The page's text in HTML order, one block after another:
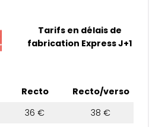
Tarifs en délais de
fabrication Express J+1
Recto
Recto/verso
36 €
38 €